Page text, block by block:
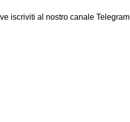
iscriviti al nostro canale Telegram